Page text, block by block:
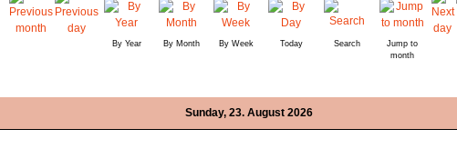
By Year By Month By Week Today Search
Jump to
month
Sunday, 23. August 2026